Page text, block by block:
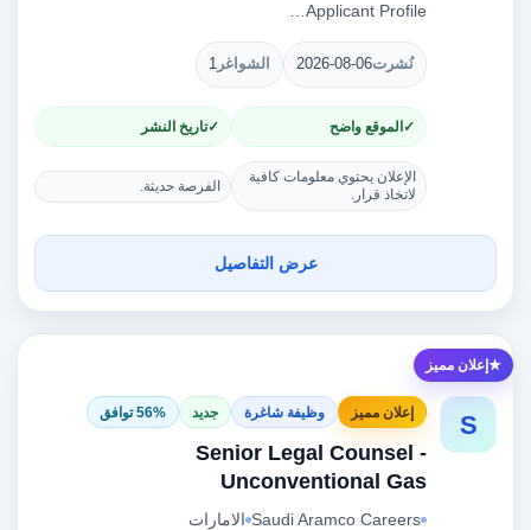
Applicant Profile…
نُشرت2026-08-06 الشواغر 1
الموقع واضح تاريخ النشر
الإعلان يحتوي معلومات كافية
لاتخاذ قرار.
الفرصة حديثة.
عرض التفاصيل
إعلان مميز
S إعلان مميز وظيفة شاغرة جديد 56% توافق
Senior Legal Counsel -
Unconventional Gas
Saudi Aramco Careers الامارات